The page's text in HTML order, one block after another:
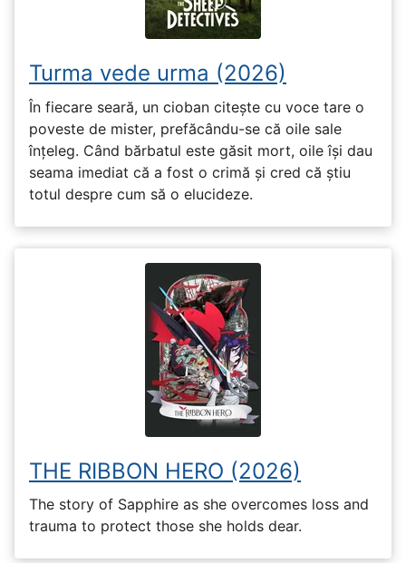
Turma vede urma (2026)
În fiecare seară, un cioban citește cu voce tare o
poveste de mister, prefăcându-se că oile sale
înțeleg. Când bărbatul este găsit mort, oile își dau
seama imediat că a fost o crimă și cred că știu
totul despre cum să o elucideze.
THE RIBBON HERO (2026)
The story of Sapphire as she overcomes loss and
trauma to protect those she holds dear.